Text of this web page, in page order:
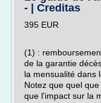
- | Creditas
395 EUR
(1) :
de la garantie
la mensualité dans
Notez que quel
que l'impact sur la